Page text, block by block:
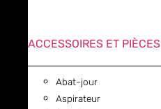
ACCESSOIRES ET PIÈCES
Abat-jour
Aspirateur